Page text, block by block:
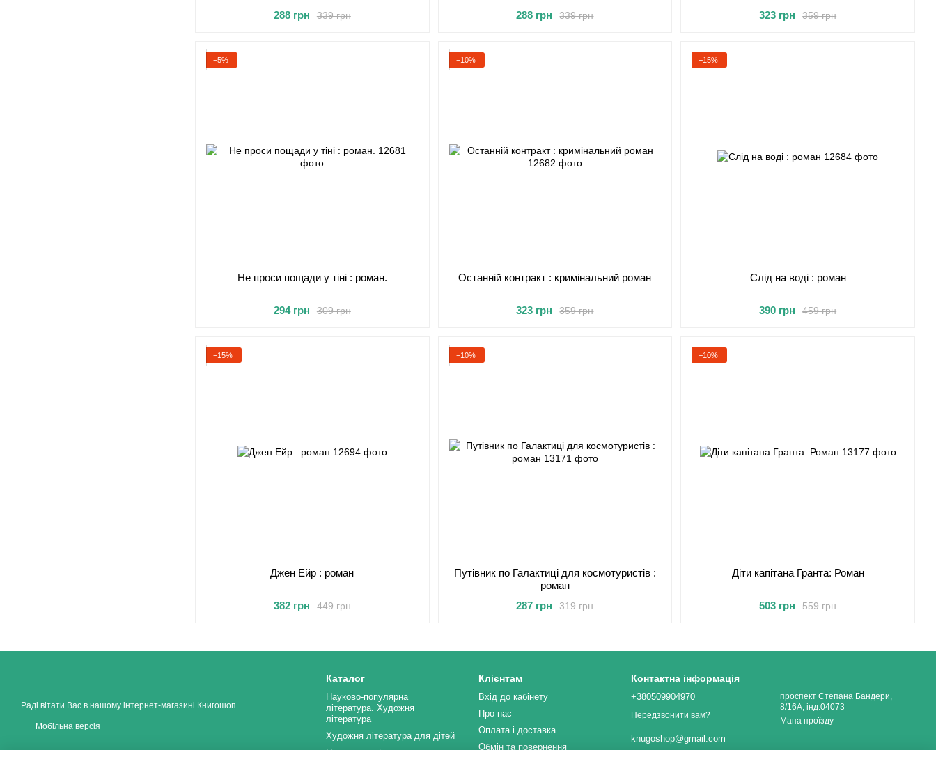
339 грн
288 грн 339 грн
288 грн 359 грн
323 грн
−5%
Не проси пощади у тіні : роман.
309 грн
294 грн
−10%
Останній контракт : кримінальний роман
359 грн
323 грн
−15%
Слід на воді : роман
459 грн
390 грн
−15%
Джен Ейр : роман
449 грн
382 грн
−10%
Путівник по Галактиці для космотуристів :
роман
319 грн
287 грн
−10%
Діти капітана Гранта: Роман
559 грн
503 грн
Раді вітати Вас в нашому інтернет-магазині Книгошоп.
Мобільна версія
Каталог
Науково-популярна
література. Художня
література
Художня література для дітей
Навчальна література
Клієнтам
Вхід до кабінету
Про нас
Оплата і доставка
Обмін та повернення
Контактна інформація
+380509904970
Передзвонити вам?
knugoshop@gmail.com
проспект Степана Бандери,
8/16А, інд.04073
Мапа проїзду